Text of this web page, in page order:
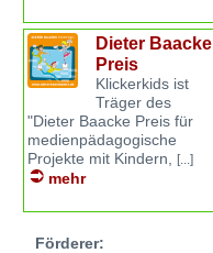
Dieter Baacke
Preis
Klickerkids ist
Träger des
"Dieter Baacke Preis für
medienpädagogische
Projekte mit Kindern, [...]
mehr
Förderer: